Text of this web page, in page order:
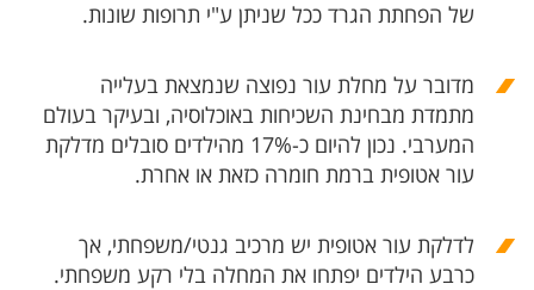
של הפחתת הגרד ככל שניתן ע"י תרופות שונות.
מדובר על מחלת עור נפוצה שנמצאת בעלייה
מתמדת מבחינת השכיחות באוכלוסיה, ובעיקר בעולם
המערבי. נכון להיום כ-17% מהילדים סובלים מדלקת
עור אטופית ברמת חומרה כזאת או אחרת.
לדלקת עור אטופית יש מרכיב גנטי/משפחתי, אך
כרבע הילדים יפתחו את המחלה בלי רקע משפחתי.